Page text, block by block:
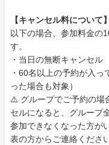
【キャンセル料について】
以下の場合、参加料金の
す。
・当日の無断キャンセル
・60名以上の予約が入
った場合も対象）
⚠️ グループでご予約の場
セルになると、グループ
参加できなくなった方が
表の方からご連絡ください